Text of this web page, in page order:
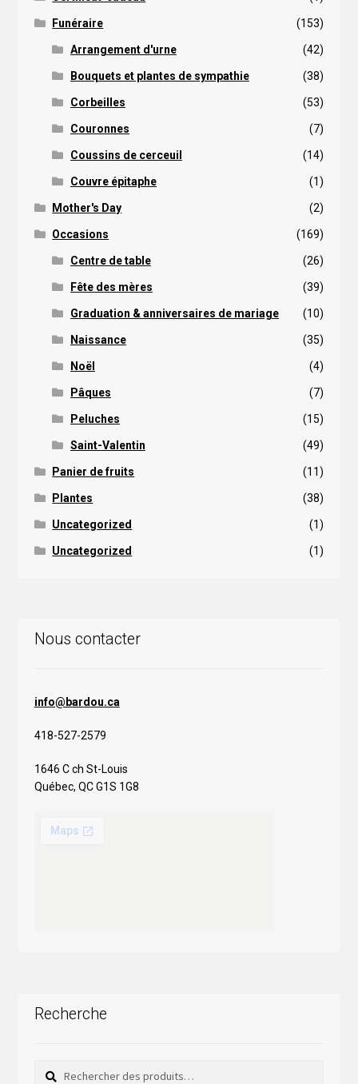
Funéraire (153)
Arrangement d'urne (42)
Bouquets et plantes de sympathie (38)
Corbeilles (53)
Couronnes (7)
Coussins de cerceuil (14)
Couvre épitaphe (1)
Mother's Day (2)
Occasions (169)
Centre de table (26)
Fête des mères (39)
Graduation & anniversaires de mariage (10)
Naissance (35)
Noël (4)
Pâques (7)
Peluches (15)
Saint-Valentin (49)
Panier de fruits (11)
Plantes (38)
Uncategorized (1)
Uncategorized (1)
Nous contacter
info@bardou.ca
418-527-2579
1646 C ch St-Louis
Québec, QC G1S 1G8
Recherche
Rechercher :
Rechercher